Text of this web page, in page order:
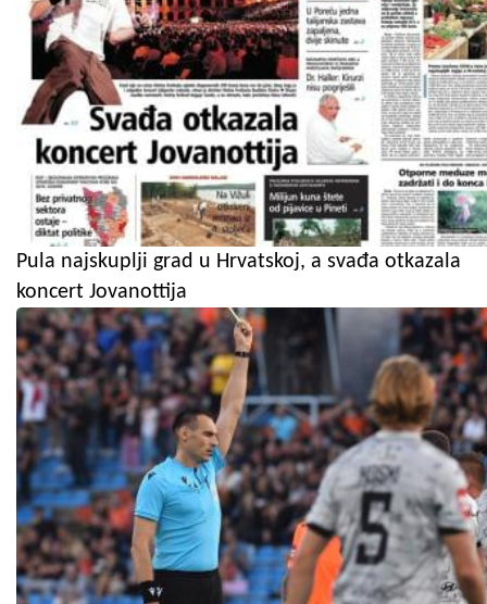
Pula najskuplji grad u Hrvatskoj, a svađa otkazala
koncert Jovanottija